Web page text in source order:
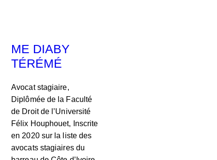
ME DIABY
TÉRÉMÉ
Avocat stagiaire,
Diplômée de la Faculté
de Droit de l’Université
Félix Houphouet, Inscrite
en 2020 sur la liste des
avocats stagiaires du